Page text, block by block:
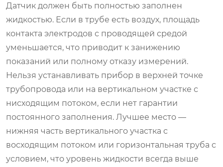
Датчик должен быть полностью заполнен
жидкостью. Если в трубе есть воздух, площадь
контакта электродов с проводящей средой
уменьшается, что приводит к занижению
показаний или полному отказу измерений.
Нельзя устанавливать прибор в верхней точке
трубопровода или на вертикальном участке с
нисходящим потоком, если нет гарантии
постоянного заполнения. Лучшее место —
нижняя часть вертикального участка с
восходящим потоком или горизонтальная труба с
условием, что уровень жидкости всегда выше